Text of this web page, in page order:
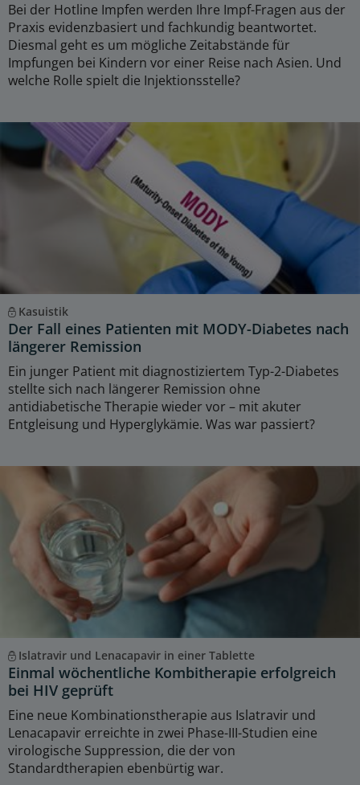
Bei der Hotline Impfen werden Ihre Impf-Fragen aus der
Praxis evidenzbasiert und fachkundig beantwortet.
Diesmal geht es um mögliche Zeitabstände für
Impfungen bei Kindern vor einer Reise nach Asien. Und
welche Rolle spielt die Injektionsstelle?
Kasuistik
Der Fall eines Patienten mit MODY-Diabetes nach
längerer Remission
Ein junger Patient mit diagnostiziertem Typ-2-Diabetes
stellte sich nach längerer Remission ohne
antidiabetische Therapie wieder vor – mit akuter
Entgleisung und Hyperglykämie. Was war passiert?
Islatravir und Lenacapavir in einer Tablette
Einmal wöchentliche Kombitherapie erfolgreich
bei HIV geprüft
Eine neue Kombinationstherapie aus Islatravir und
Lenacapavir erreichte in zwei Phase-III-Studien eine
virologische Suppression, die der von
Standardtherapien ebenbürtig war.